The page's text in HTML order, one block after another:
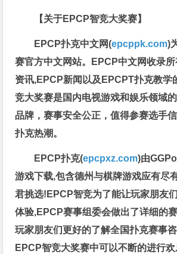
【关于EPCP智竞大奖赛】
EPCP扑克中文网(epcppk.com)
赛官方中文网站。EPCP中文网收录
资讯,EPCP新闻以及EPCPT扑克教学
竞大奖赛是国内电视游戏和娱乐领域
品牌，赛事安全公正，值得参赛选手
扑克热潮。
EPCP扑克(epcpxz.com)由
游戏下载,包含德州与棋牌游戏应有尽
君挑选!EPCP智竞为了能让玩家朋友
体验,EPCP赛事组委会做出了详细的
玩家朋友们更好的了解全国扑克赛事
EPCP智竞大奖赛中可以不断的进行